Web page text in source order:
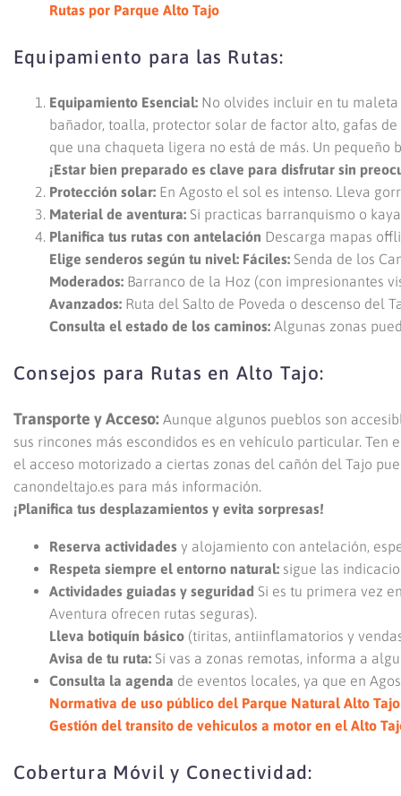
Rutas por Parque Alto Tajo
Equipamiento para las Rutas:
Equipamiento Esencial: No olvides incluir en tu
bañador, toalla, protector solar de factor alto, gafas
que una chaqueta ligera no está de más. Un
¡Estar bien preparado es clave para disfrutar sin
Protección solar: En Agosto el sol es intenso. Lleva
Material de aventura: Si practicas barranquismo o
Planifica tus rutas con antelación Descarga mapas
Elige senderos según tu nivel: Fáciles: Senda de los
Moderados: Barranco de la Hoz (con impresionantes
Avanzados: Ruta del Salto de Poveda o descenso del
Consulta el estado de los caminos: Algunas zonas
Consejos para Rutas en Alto Tajo:
Transporte y Acceso: Aunque algunos pueblos son
sus rincones más escondidos es en vehículo particular.
el acceso motorizado a ciertas zonas del cañón del Tajo
canondeltajo.es para más información.
¡Planifica tus desplazamientos y evita sorpresas!
Reserva actividades y alojamiento con antelación,
Respeta siempre el entorno natural: sigue las
Actividades guiadas y seguridad Si es tu primera vez
Aventura ofrecen rutas seguras).
Lleva botiquín básico (tiritas, antiinflamatorios y
Avisa de tu ruta: Si vas a zonas remotas, informa a
Consulta la agenda de eventos locales, ya que en
Normativa de uso público del Parque Natural Alto Tajo
Gestión del transito de vehiculos a motor en el Alto
Cobertura Móvil y Conectividad: